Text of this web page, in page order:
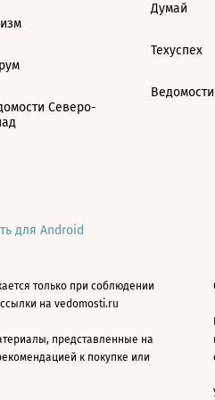
Северо-
Думай
Техуспех
для Android
только при соблюдении
на vedomosti.ru
представленные на
к покупке или